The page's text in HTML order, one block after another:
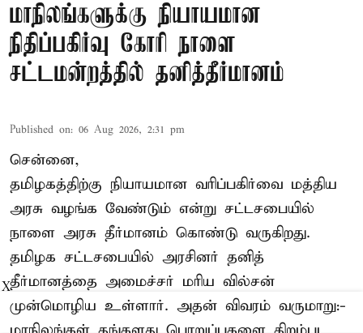
மாநிலங்களுக்கு நியாயமான
நிதிப்பகிர்வு கோரி நாளை
சட்டமன்றத்தில் தனித்தீர்மானம்
Published on: 06 Aug 2026, 2:31 pm
சென்னை,
தமிழகத்திற்கு நியாயமான வரிப்பகிர்வை மத்திய
அரசு வழங்க வேண்டும் என்று சட்டசபையில்
நாளை அரசு தீர்மானம் கொண்டு வருகிறது.
தமிழக சட்டசபையில் அரசினர் தனித்
தீர்மானத்தை அமைச்சர் மரிய வில்சன்
முன்மொழிய உள்ளார். அதன் விவரம் வருமாறு:-
X